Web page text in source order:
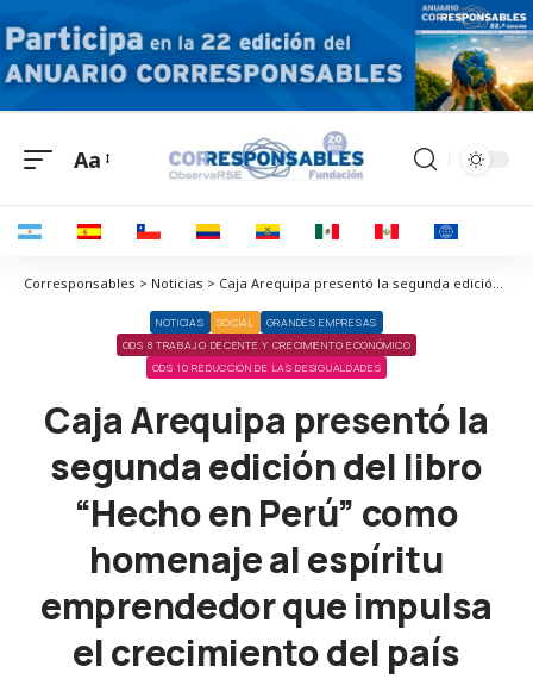
Aa
Corresponsables > Noticias > Caja Arequipa presentó la segunda edición del libro “Hecho en Perú” como homenaje al espíritu emprendedor que impulsa el crecimiento del país
NOTICIAS SOCIAL
GRANDES EMPRESAS
ODS 8 TRABAJO DECENTE Y CRECIMIENTO ECONÓMICO
ODS 10 REDUCCIÓN DE LAS DESIGUALDADES
Caja Arequipa presentó la
segunda edición del libro
“Hecho en Perú” como
homenaje al espíritu
emprendedor que impulsa
el crecimiento del país